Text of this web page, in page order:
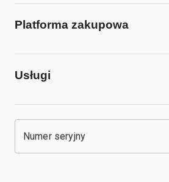
Platforma zakupowa
Usługi
Numer seryjny